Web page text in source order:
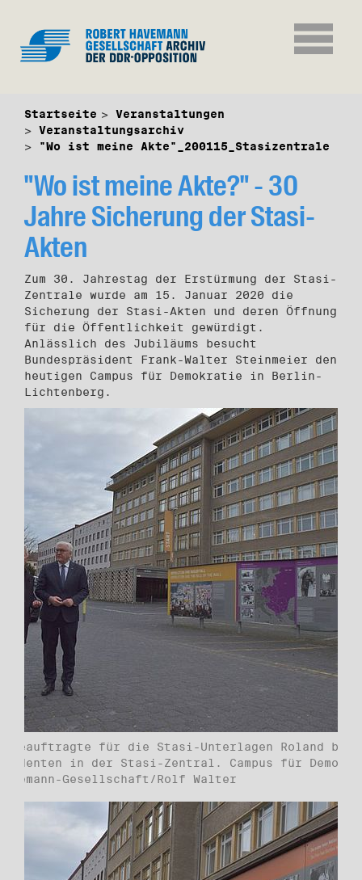
Startseite
Veranstaltungen
Veranstaltungsarchiv
"Wo ist meine Akte"_200115_Stasizentrale
"Wo ist meine Akte?" - 30
Jahre Sicherung der Stasi-
Akten
Zum 30. Jahrestag der Erstürmung der Stasi-
Zentrale wurde am 15. Januar 2020 die
Sicherung der Stasi-Akten und deren Öffnung
für die Öffentlichkeit gewürdigt.
Anlässlich des Jubiläums besucht
Bundespräsident Frank-Walter Steinmeier den
heutigen Campus für Demokratie in Berlin-
Lichtenberg.
für die Stasi-Unterlagen Roland
in der Stasi-Zentral. Campus für
Gesellschaft/Rolf Walter